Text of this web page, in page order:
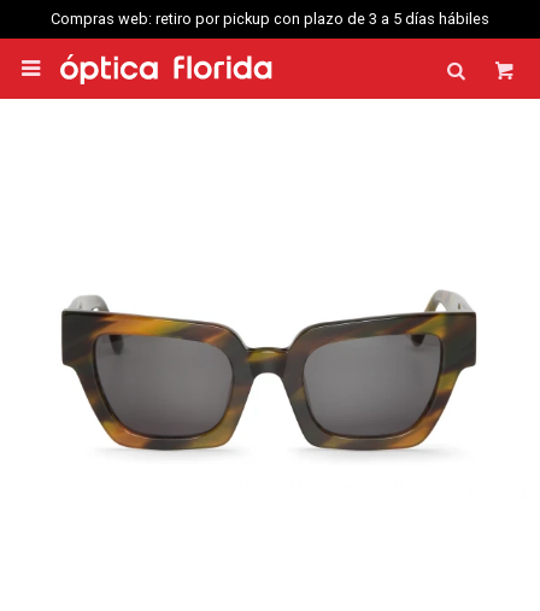
Compras web: retiro por pickup con plazo de 3 a 5 días hábiles
